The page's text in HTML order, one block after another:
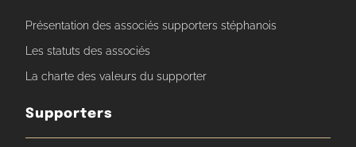
Présentation des associés supporters stéphanois
Les statuts des associés
La charte des valeurs du supporter
Supporters